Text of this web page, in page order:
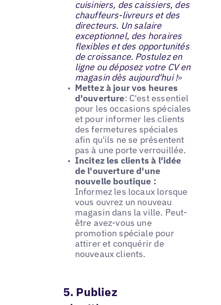
cuisiniers, des caissiers, des
chauffeurs-livreurs et des
directeurs. Un salaire
exceptionnel, des horaires
flexibles et des opportunités
de croissance. Postulez en
ligne ou déposez votre CV en
magasin dès aujourd'hui !»
Mettez à jour vos heures
d'ouverture: C'est essentiel
pour les occasions spéciales
et pour informer les clients
des fermetures spéciales
afin qu'ils ne se présentent
pas à une porte verrouillée.
Incitez les clients à l'idée
de l'ouverture d'une
nouvelle boutique :
Informez les locaux lorsque
vous ouvrez un nouveau
magasin dans la ville. Peut-
être avez-vous une
promotion spéciale pour
attirer et conquérir de
nouveaux clients.
5. Publiez